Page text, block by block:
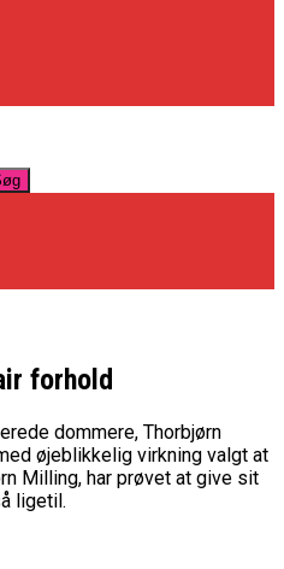
Dansker Hos Rabbits
forhold
dommere, Thorbjørn
øjeblikkelig virkning valgt at
Milling, har prøvet at give sit
ligetil.